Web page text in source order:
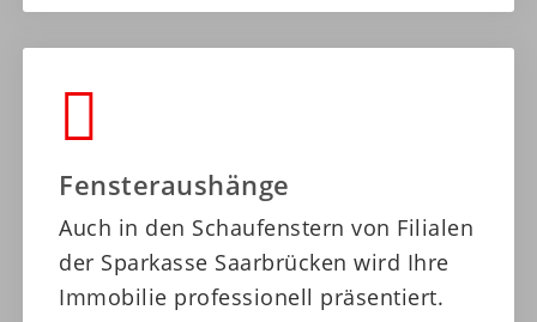
Fensteraushänge
Auch in den Schaufenstern von Filialen
der Sparkasse Saarbrücken wird Ihre
Immobilie professionell präsentiert.